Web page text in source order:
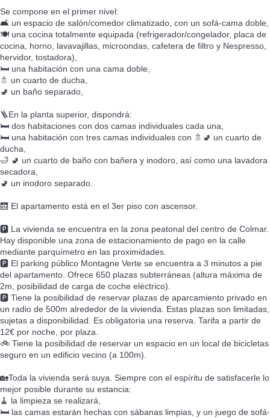
Se compone en el primer nivel:
🛋️ un espacio de salón/comedor climatizado, con un sofá-cama doble,
🍽️ una cocina totalmente equipada (refrigerador/congelador, placa de
cocina, horno, lavavajillas, microondas, cafetera de filtro y Nespresso,
hervidor, tostadora),
🛏️ una habitación con una cama doble,
🚿 un cuarto de ducha,
🚽 un baño separado,
🪜En la planta superior, dispondrá:
🛏️ dos habitaciones con dos camas individuales cada una,
🛏️ una habitación con tres camas individuales con 🚿🚽 un cuarto de
ducha,
🛁 🚽 un cuarto de baño con bañera y inodoro, así como una lavadora
secadora,
🚽 un inodoro separado.
🛗 El apartamento está en el 3er piso con ascensor.
🅿️ La vivienda se encuentra en la zona peatonal del centro de Colmar.
Hay disponible una zona de estacionamiento de pago en la calle
mediante parquímetro en las proximidades.
🅿️ El parking público Montagne Verte se encuentra a 3 minutos a pie
del apartamento. Ofrece 650 plazas subterráneas (altura máxima de
2m, posibilidad de carga de coche eléctrico).
🅿️ Tiene la posibilidad de reservar plazas de aparcamiento privado en
un radio de 500m alrededor de la vivienda. Estas plazas son limitadas,
sujetas a disponibilidad. Es obligatoria una reserva. Tarifa a partir de
12€ por noche, por plaza.
🚲 Tiene la posibilidad de reservar un espacio en un local de bicicletas
seguro en un edificio vecino (a 100m).
🏡Toda la vivienda será suya. Siempre con el espíritu de satisfacerle lo
mejor posible durante su estancia:
🧹 la limpieza se realizará,
🛏️ las camas estarán hechas con sábanas limpias, y un juego de sofá-